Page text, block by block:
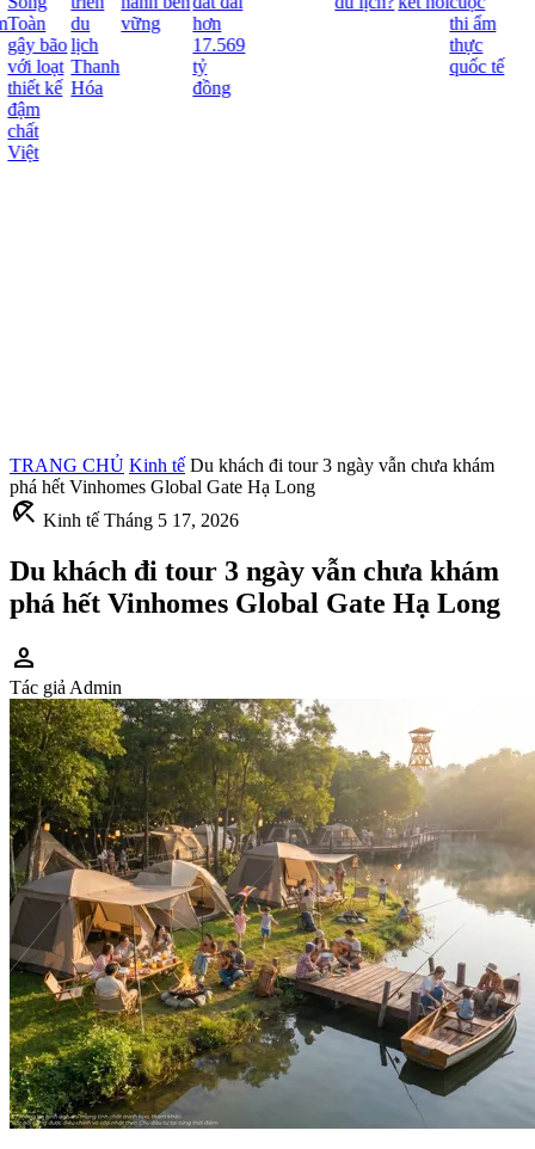
Toàn
gây bão
với loạt
thiết kế
đậm
chất
Việt
du
lịch
Thanh
Hóa
vững
hơn
17.569
tỷ
đồng
thi ẩm
thực
quốc tế
TRANG CHỦ Kinh tế Du khách đi tour 3 ngày vẫn chưa khám
phá hết Vinhomes Global Gate Hạ Long
beach_access Kinh tế Tháng 5 17, 2026
Du khách đi tour 3 ngày vẫn chưa khám
phá hết Vinhomes Global Gate Hạ Long
person
Tác giả Admin